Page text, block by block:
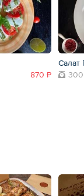
870 ₽
Салат
300